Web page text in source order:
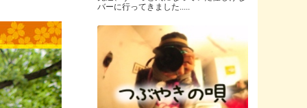
バーに行ってきました.....